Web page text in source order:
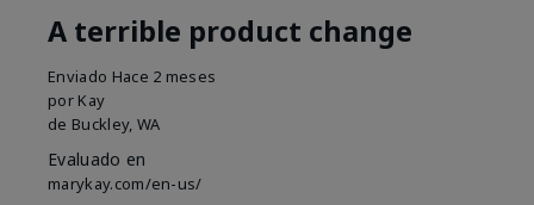
A terrible product change
Enviado Hace 2 meses
por Kay
de Buckley, WA
Evaluado en
marykay.com/en-us/